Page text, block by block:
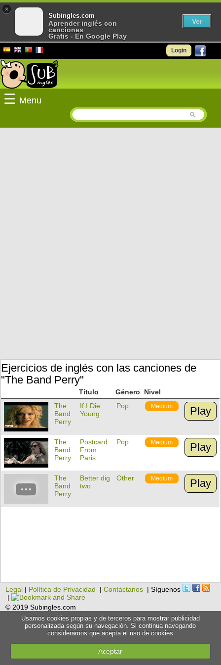
Login
☰ Menu
Ejercicios de inglés con las canciones de
"The Band Perry"
Título Género
Nivel
The
Band
Perry
If I Die
Young
Pop Medium Play
The
Band
Perry
Postcard
From
Paris
Pop Medium Play
The
Band
Perry
Better dig
two
Other Medium Play
Legal | Política de Privacidad |Contáctanos | Síguenos
|
© 2019 Subingles.com
Usamos cookies propias y de terceros para mostrar publicidad
personalizada según su navegación. Si continua navegando
consideramos que acepta el uso de cookies
Aceptar
×
Subingles.com
Aprender inglés con
canciones
Gratis - En Google Play
Ver